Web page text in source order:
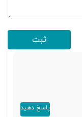
پاسخ دهید